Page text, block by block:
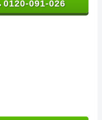
0120-091-026